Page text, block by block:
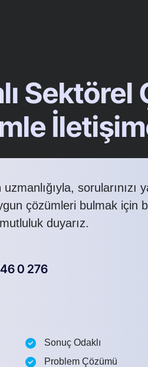
Sektörel
sorularınızı
çözümleri bulmak için
duyarız.
0 276
Sonuç Odaklı
Problem Çözümü